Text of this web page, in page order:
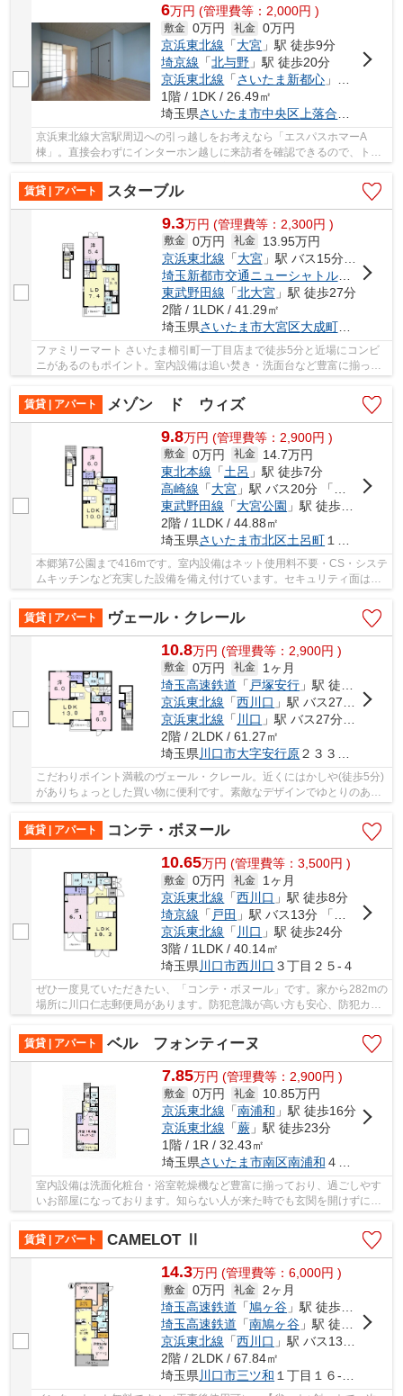
6万円 (管理費等：2,000円 )
敷金 0万円 礼金 0万円
京浜東北線 「大宮 」駅 徒歩9分
埼京線 「北与野 」駅 徒歩20分
京浜東北線 「さいたま新都心 」駅 徒歩24分
1階 / 1DK / 26.49㎡
埼玉県さいたま市中央区 上落合
京浜東北線大宮駅周辺への引っ越しをお考えなら「エスパスホマーA
棟」。直接会わずにインターホン越しに来訪者を確認できるので、トラ
賃貸 | アパート
スターブル
9.3万円 (管理費等：2,300円 )
敷金 0万円 礼金
13.95万円
京浜東北線 「大宮」駅 バス15分 「大成消防署」 停歩6分
埼玉新都市交通ニューシャトル
「
鉄道博
東武野田線 「北大宮」駅 徒歩27分
2階 / 1LDK / 41.29㎡
埼玉県さいたま市大宮区大成町１丁目５
ファミリーマート さいたま櫛引町一丁目店まで徒歩5分と近場にコンビ
ニがあるのもポイント。室内設備は追い焚き・洗面台など豊富に揃って
おり、過ごしやすいお部屋になっております。...
賃貸 | アパート
メゾン ド ウィズ
9.8万円 (管理費等：2,900円 )
敷金 0万円 礼金
14.7万円
東北本線 「土呂 」駅 徒歩7分
高崎線 「大宮 」駅 バス20分 「神明橋北」 停歩2分
東武野田線 「大宮公園 」駅 徒歩21分
2階 / 1LDK / 44.88㎡
埼玉県さいたま市北区土呂町 １丁目６９-４
本郷第7公園まで416mです。室内設備はネット使用料不要・CS・システ
ムキッチンなど充実した設備を備え付けています。セキュリティ面は、
防犯カメラ・ダブルロックキーなど充実している...
賃貸 | アパート
ヴェール・クレール
10.8万円 (管理費等：2,900円 )
敷金 0万円 礼金
1ヶ月
埼玉高速鉄道 「 戸塚安行 」駅 徒歩27分
京浜東北線 「西川口 」駅 バス27分 「安行領家」 停歩5分
京浜東北線 「 川口 」駅 バス27分 「原」 停歩6分
2階 / 2LDK / 61.27㎡
埼玉県 川口市大字安行原２３３９-１
こだわりポイント満載のヴェール・クレール。近くにはかしや(徒歩5分)
がありちょっとした買い物に便利です。素敵なデザインでゆとりのある
生活ができる2LDK。生活する上でもっとも大切...
賃貸 | アパート
コンテ・ボヌール
10.65万円 (管理費等：3,500円 )
敷金 0万円 礼金
1ヶ月
京浜東北線 「西川口 」駅 徒歩8分
埼京線 「 戸田 」駅 バス13分 「西川口二丁目」 停歩7分
京浜東北線 「 川口 」駅 徒歩24分
3階 / 1LDK / 40.14㎡
埼玉県川口市西川口 ３丁目２５-４
ぜひ一度見ていただきたい、「コンテ・ボヌール」です。家から282mの
場所に川口仁志郵便局があります。防犯意識が高い方も安心、防犯カメ
賃貸 | アパート
ベル フォンティーヌ
7.85万円 (管理費等：2,900円 )
敷金 0万円 礼金
10.85万円
京浜東北線 「南浦和 」駅 徒歩16分
京浜東北線 「蕨」駅 徒歩23分
1階 / 1R / 32.43㎡
埼玉県さいたま市南区南浦和 ４丁目５-７
室内設備は洗面化粧台・浴室乾燥機など豊富に揃っており、過ごしやす
いお部屋になっております。知らない人が来た時でも玄関を開けずに顔
賃貸 | アパート
CAMELOT Ⅱ
14.3万円 (管理費等：6,000円 )
敷金 0万円 礼金
2ヶ月
埼玉高速鉄道 「鳩ヶ谷 」駅 徒歩12分
埼玉高速鉄道 「南鳩ヶ谷 」駅 徒歩17分
京浜東北線 「西川口 」駅 バス13分 「鳩ヶ谷庁舎」 停歩4分
2階 / 2LDK / 67.84㎡
埼玉県 川口市三ツ和 １丁目１６-１５